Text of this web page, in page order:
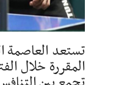
تستعد العاصمة